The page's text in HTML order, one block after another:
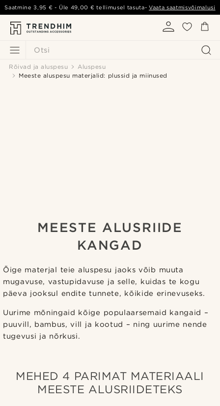
Otsi
Saatmine3,95 € - Üle 49,00 € tellimusel tasuta-Vaata saatmisvõimalusi
Rõivad ja aluspesu
Aluspesu
Meeste aluspesu materjalid: plussid ja miinused
MEESTE ALUSRIIDE
KANGAD
Õige materjal teie aluspesu jaoks võib muuta
mugavuse, vastupidavuse ja selle, kuidas te kogu
päeva jooksul endite tunnete, kõikide erinevuseks.
Uurime mõningaid kõige populaarsemaid kangaid –
puuvill, bambus, vill ja kootud – ning uurime nende
tugevusi ja nõrkusi.
MEHED 4 PARIMAT MATERIAALI
MEESTE ALUSRIIDETEKS